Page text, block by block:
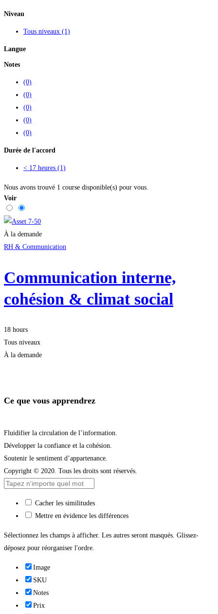
Niveau
Tous niveaux (1)
Langue
Notes
(0)
(0)
(0)
(0)
(0)
Durée de l'accord
< 17 heures (1)
Nous avons trouvé 1 course disponible(s) pour vous.
Voir
À la demande
RH & Communication
Communication interne,
cohésion & climat social
18 hours
Tous niveaux
À la demande
Ce que vous apprendrez
Fluidifier la circulation de l’information.
Développer la confiance et la cohésion.
Soutenir le sentiment d’appartenance.
Copyright © 2020. Tous les droits sont réservés.
Cacher les similitudes
Mettre en évidence les différences
Sélectionnez les champs à afficher. Les autres seront masqués. Glissez-
déposez pour réorganiser l'ordre.
Image
SKU
Notes
Prix